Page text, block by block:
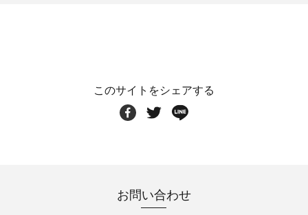
このサイトをシェアする
お問い合わせ